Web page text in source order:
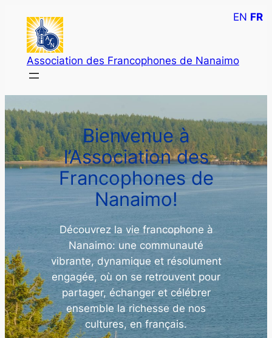
content
Association des Francophones de Nanaimo
Bienvenue à
l’Association des
Francophones de
Nanaimo!
Découvrez la vie francophone à
Nanaimo: une communauté
vibrante, dynamique et résolument
engagée, où on se retrouvent pour
partager, échanger et célébrer
ensemble la richesse de nos
cultures, en français.
EN FR